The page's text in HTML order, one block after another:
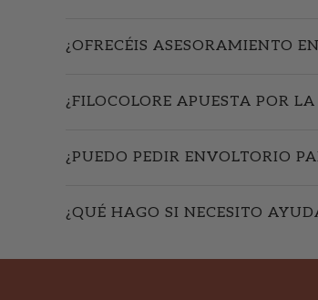
¿OFRECÉIS ASESORAMIENTO
¿FILOCOLORE APUESTA POR
¿PUEDO PEDIR ENVOLTORIO
¿QUÉ HAGO SI NECESITO